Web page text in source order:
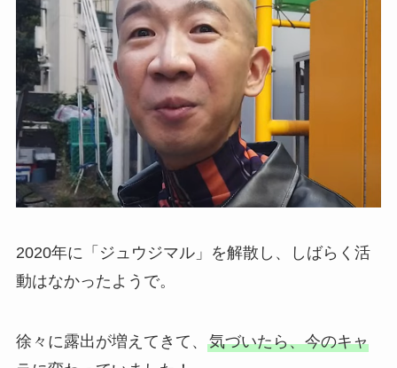
2020年に「ジュウジマル」を解散し、しばらく活
動はなかったようで。
徐々に露出が増えてきて、 気づいたら、今のキャ